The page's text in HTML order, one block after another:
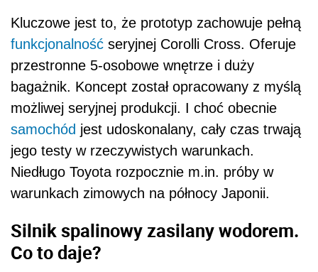
Kluczowe jest to, że prototyp zachowuje pełną
funkcjonalność seryjnej Corolli Cross. Oferuje
przestronne 5-osobowe wnętrze i duży
bagażnik. Koncept został opracowany z myślą
możliwej seryjnej produkcji. I choć obecnie
samochód jest udoskonalany, cały czas trwają
jego testy w rzeczywistych warunkach.
Niedługo Toyota rozpocznie m.in. próby w
warunkach zimowych na północy Japonii.
Silnik spalinowy zasilany wodorem.
Co to daje?